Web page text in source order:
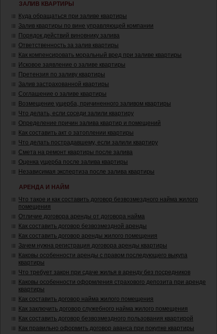
ЗАЛИВ КВАРТИРЫ
Куда обращаться при заливе квартиры
Залив квартиры по вине управляющей компании
Порядок действий виновнику залива
Ответственность за залив квартиры
Как компенсировать моральный вред при заливе квартиры
Исковое заявление о заливе квартиры
Претензия по заливу квартиры
Залив застрахованной квартиры
Соглашение о заливе квартиры
Возмещение ущерба, причиненного заливом квартиры
Что делать, если соседи залили квартиру
Определение причин залива квартир и помещений
Как составить акт о затоплении квартиры
Что делать пострадавшему, если залили квартиру
Смета на ремонт квартиры после залива
Оценка ущерба после залива квартиры
Независимая экспертиза после залива квартиры
АРЕНДА И НАЙМ
Что такое и как составить договор безвозмездного найма жилого
помещения
Отличие договора аренды от договора найма
Как составить договор безвозмездной аренды
Как составить договор аренды жилого помещения
Зачем нужна регистрация договора аренды квартиры
Каковы особенности аренды с правом последующего выкупа
квартиры
Что требует закон при сдаче жилья в аренду без посредников
Каковы особенности оформления страхового депозита при аренде
квартиры
Как составить договор найма жилого помещения
Как заключить договор служебного найма жилого помещения
Как составить договор безвозмездного пользования квартирой
Как правильно оформить договор аванса при покупке квартиры